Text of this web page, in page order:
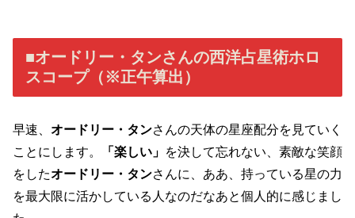
■オードリー・タンさんの西洋占星術ホロ
スコープ（※正午算出）
早速、 オードリー・タンさんの天体の星座配分を見ていく
ことにします。
「楽しい」 を決して忘れない、素敵な笑顔
をしたオードリー・タンさんに、ああ、持っている星の力
を最大限に活かしている人なのだなあと個人的に感じまし